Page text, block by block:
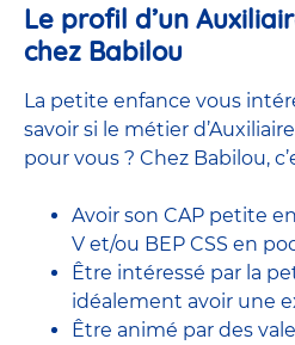
Le profil d’un
chez Babilou
La petite enfance vous
savoir si le métier
pour vous ? Chez Babilou,
Avoir son CAP petite
V et/ou BEP CSS en
Être intéressé par la
idéalement avoir une
Être animé par des